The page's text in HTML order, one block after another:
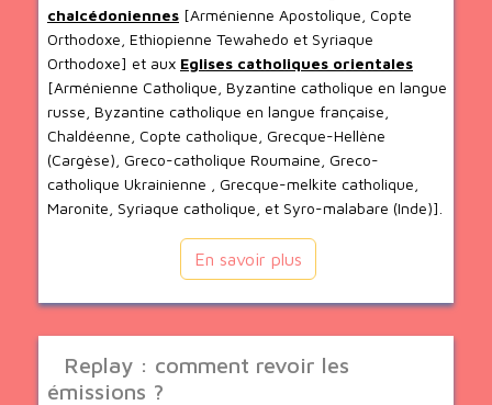
chalcédoniennes [Arménienne Apostolique, Copte
Orthodoxe, Ethiopienne Tewahedo et Syriaque
Orthodoxe] et aux Eglises catholiques orientales
[Arménienne Catholique, Byzantine catholique en langue
russe, Byzantine catholique en langue française,
Chaldéenne, Copte catholique, Grecque-Hellène
(Cargèse), Greco-catholique Roumaine, Greco-
catholique Ukrainienne , Grecque-melkite catholique,
Maronite, Syriaque catholique, et Syro-malabare (Inde)].
En savoir plus
Replay : comment revoir les
émissions ?